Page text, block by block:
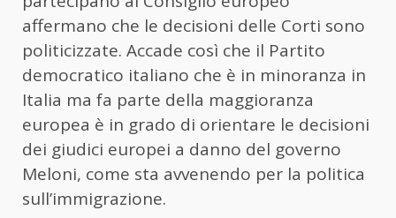
affermano che le decisioni delle Corti sono
politicizzate. Accade così che il Partito
democratico italiano che è in minoranza in
Italia ma fa parte della maggioranza
europea è in grado di orientare le decisioni
dei giudici europei a danno del governo
Meloni, come sta avvenendo per la politica
sull’immigrazione.